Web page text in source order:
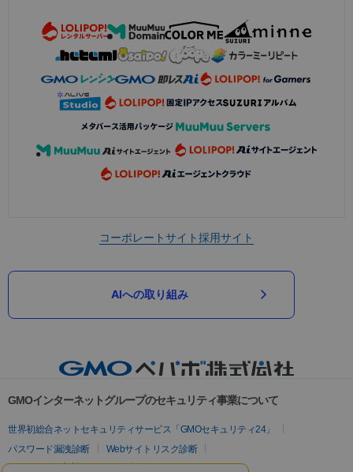
コーポレートサイト採用サイト
AIへの取り組み
GMOインターネットグループのセキュリティ事業について
世界初総合ネットセキュリティサービス「GMOセキュリティ24」
パスワード漏洩診断
Webサイトリスク診断
セキュリティ相談AIチャットボット